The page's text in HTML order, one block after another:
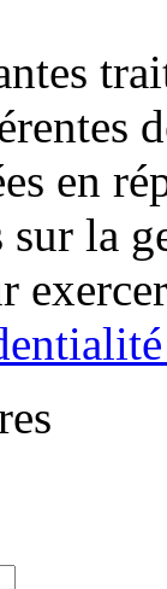
en
la